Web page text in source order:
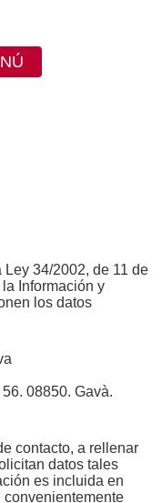
34/2002, de 11 de
Información y
los datos
08850. Gavà.
contacto, a rellenar
datos tales
es incluida en
convenientemente